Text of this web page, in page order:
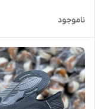
ناموجود